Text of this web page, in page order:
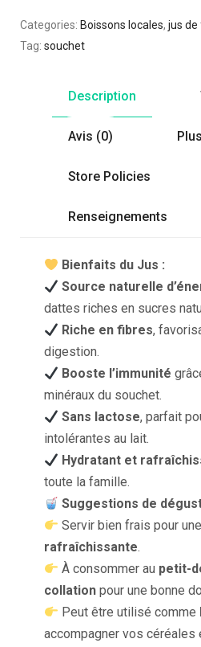
Categories: Boissons locales, jus
Tag: souchet
Description
Avis (0)
Store Policies
Renseignements
Bienfaits du Jus :
Source naturelle
dattes riches en sucres
Riche en fibres,
digestion.
Booste l’immunité
minéraux du souchet.
Sans lactose, parfait
intolérantes au lait.
Hydratant et
toute la famille.
Suggestions de
Servir bien frais pour une
rafraîchissante.
À consommer au petit-
collation pour une bonne
Peut être utilisé comme
accompagner vos céréales